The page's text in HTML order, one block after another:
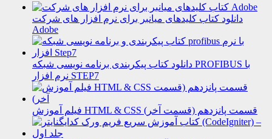
دانلود کتاب کلیدهای میانبر برای نرم افزار های شرکت
Adobe
دانلود کتاب پیکربندی برنامه نویسی شبکه PROFIBUS با
نرم افزار STEP7
فیلم آموزش HTML & CSS قسمت پانزدهم (قسمت آخر)